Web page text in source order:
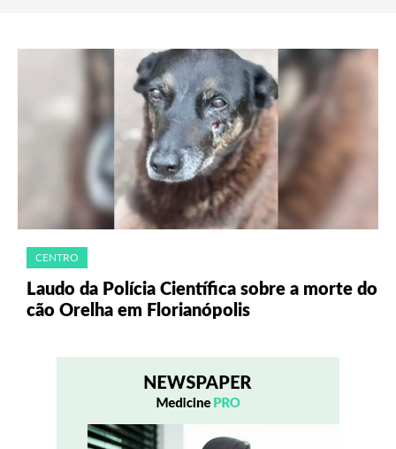
CENTRO
Laudo da Polícia Científica sobre a morte do
cão Orelha em Florianópolis